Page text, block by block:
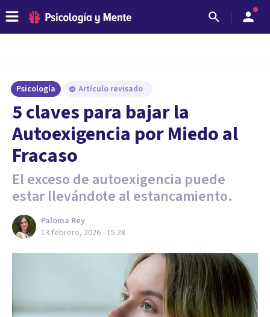
Psicología Artículo revisado
5 claves para bajar la
Autoexigencia por Miedo al
Fracaso
El exceso de autoexigencia puede
estar llevándote al estancamiento.
Paloma Rey
13 febrero, 2026 - 15:28